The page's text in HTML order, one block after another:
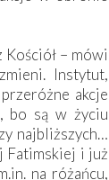
– mówi
Instytut,
akcje
bo są w życiu
najbliższych…
Fatimskiej i już
na różańcu,